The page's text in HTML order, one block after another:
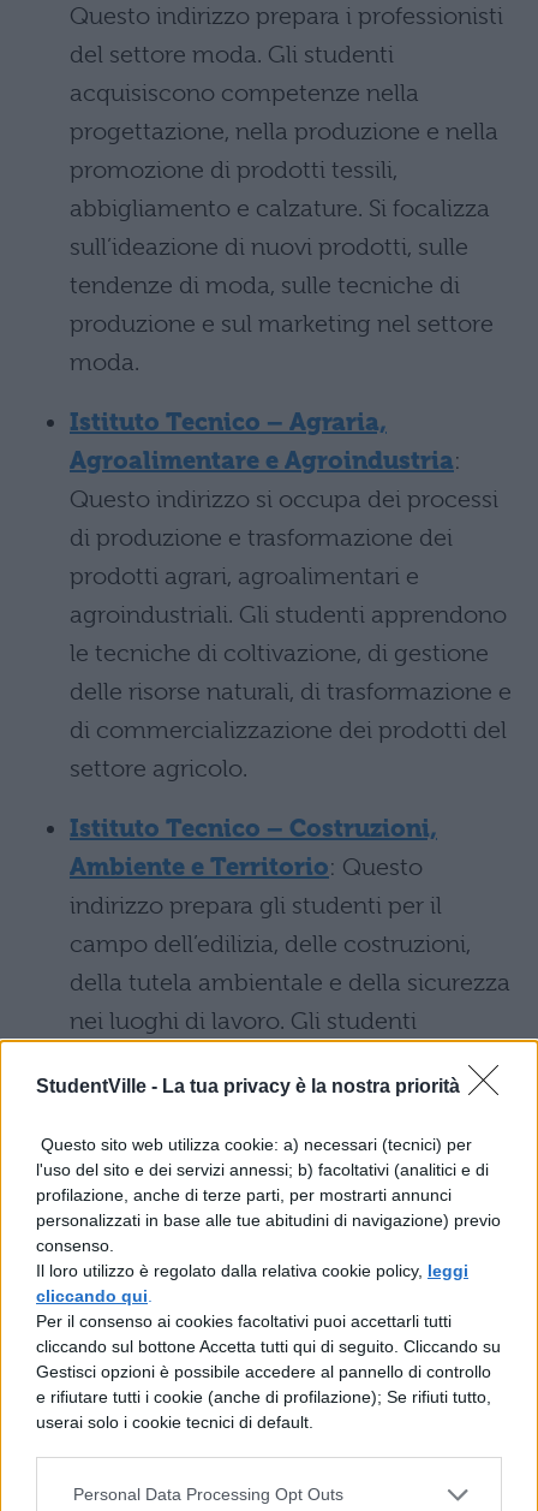
StudentVille - La tua privacy è la nostra priorità
Questo sito web utilizza cookie: a) necessari (tecnici) per
l'uso del sito e dei servizi annessi; b) facoltativi (analitici e di
profilazione, anche di terze parti, per mostrarti annunci
personalizzati in base alle tue abitudini di navigazione) previo
consenso.
Il loro utilizzo è regolato dalla relativa cookie policy, leggi
cliccando qui
Per il consenso ai cookies facoltativi puoi accettarli tutti
cliccando sul bottone Accetta tutti qui di seguito. Cliccando su
Gestisci opzioni è possibile accedere al pannello di controllo
e rifiutare tutti i cookie (anche di profilazione); Se rifiuti tutto,
userai solo i cookie tecnici di default.
Personal Data Processing Opt Outs
Questo indirizzo prepara i professionisti
del settore moda. Gli studenti
acquisiscono competenze nella
progettazione, nella produzione e nella
promozione di prodotti tessili,
abbigliamento e calzature. Si focalizza
sull’ideazione di nuovi prodotti, sulle
tendenze di moda, sulle tecniche di
produzione e sul marketing nel settore
moda.
Istituto Tecnico – Agraria,
Agroalimentare e Agroindustria:
Questo indirizzo si occupa dei processi
di produzione e trasformazione dei
prodotti agrari, agroalimentari e
agroindustriali. Gli studenti apprendono
le tecniche di coltivazione, di gestione
delle risorse naturali, di trasformazione e
di commercializzazione dei prodotti del
settore agricolo.
Istituto Tecnico – Costruzioni,
Ambiente e Territorio: Questo
indirizzo prepara gli studenti per il
campo dell’edilizia, delle costruzioni,
della tutela ambientale e della sicurezza
nei luoghi di lavoro. Gli studenti
nella progettazione e nella realizzazione
di opere edili, nella gestione ambientale
e nella sicurezza sul lavoro.
Nella scelta di un istituto tecnico è
importante considerare le proprie
inclinazioni, passioni e obiettivi futuri
Ogni indirizzo offre una formazione specifica
che può essere un trampolino di lancio per
una carriera nel settore scelto, ma anche per
proseguire gli studi in ambito universitario.